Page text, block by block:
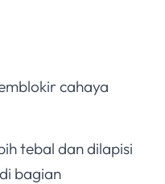
cahaya
tebal dan dilapisi
bagian